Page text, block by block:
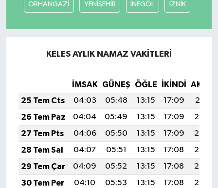
ORHANGAZİ YENİŞEHİR İNEGÖL İZNİK
KELES AYLIK NAMAZ VAKITLERI
İMSAK GÜNEŞ ÖĞLE İKINDI
25 Tem Cts
04:03 05:48 13:15 17:09
20:31
26 Tem Paz
04:04 05:49 13:15 17:09
20:30
27 Tem Pts
04:06 05:50 13:15 17:09
20:29
28 Tem Sal
04:07 05:51 13:15 17:08
20:29
29 Tem Çar
04:09 05:52 13:15 17:08
20:28
30 Tem Per
04:10 05:53 13:15 17:08
20:27